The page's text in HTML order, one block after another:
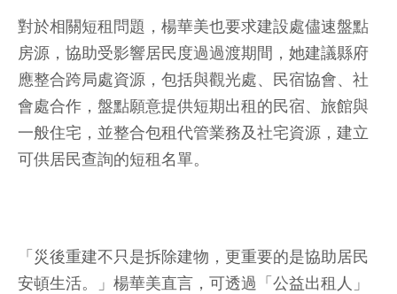
對於相關短租問題，楊華美也要求建設處儘速盤點
房源，協助受影響居民度過過渡期間，她建議縣府
應整合跨局處資源，包括與觀光處、民宿協會、社
會處合作，盤點願意提供短期出租的民宿、旅館與
一般住宅，並整合包租代管業務及社宅資源，建立
可供居民查詢的短租名單。
「災後重建不只是拆除建物，更重要的是協助居民
安頓生活。」楊華美直言，可透過「公益出租人」